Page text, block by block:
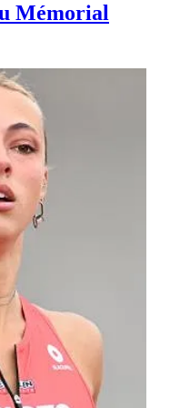
Mémorial